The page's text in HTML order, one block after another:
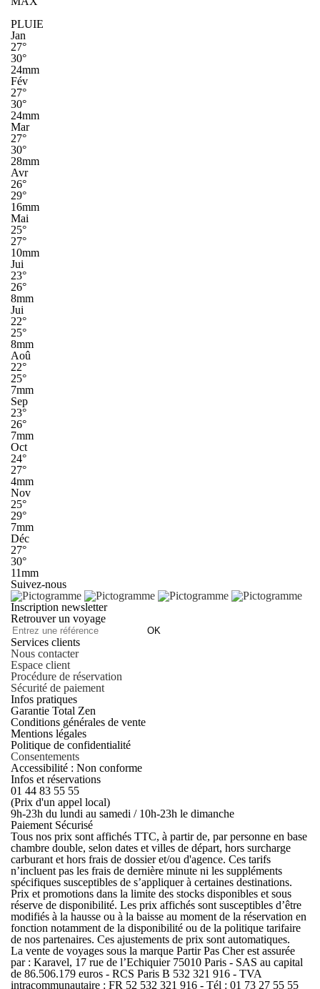
PLUIE
Jan
27°
30°
24mm
Fév
27°
30°
24mm
Mar
27°
30°
28mm
Avr
26°
29°
16mm
Mai
25°
27°
10mm
Jui
23°
26°
8mm
Jui
22°
25°
8mm
Aoû
22°
25°
7mm
Sep
23°
26°
7mm
Oct
24°
27°
4mm
Nov
25°
29°
7mm
Déc
27°
30°
11mm
Suivez-nous
Inscription newsletter
Retrouver un voyage
OK
Services clients
Nous contacter
Espace client
Procédure de réservation
Sécurité de paiement
Infos pratiques
Garantie Total Zen
Conditions générales de vente
Mentions légales
Politique de confidentialité
Consentements
Accessibilité : Non conforme
Infos et réservations
01 44 83 55 55
(Prix d'un appel local)
9h-23h du lundi au samedi / 10h-23h le dimanche
Paiement Sécurisé
Tous nos prix sont affichés TTC, à partir de, par personne en base
chambre double, selon dates et villes de départ, hors surcharge
carburant et hors frais de dossier et/ou d'agence. Ces tarifs
n’incluent pas les frais de dernière minute ni les suppléments
spécifiques susceptibles de s’appliquer à certaines destinations.
Prix et promotions dans la limite des stocks disponibles et sous
réserve de disponibilité. Les prix affichés sont susceptibles d’être
modifiés à la hausse ou à la baisse au moment de la réservation en
fonction notamment de la disponibilité ou de la politique tarifaire
de nos partenaires. Ces ajustements de prix sont automatiques.
La vente de voyages sous la marque Partir Pas Cher est assurée
par : Karavel, 17 rue de l’Echiquier 75010 Paris - SAS au capital
de 86.506.179 euros - RCS Paris B 532 321 916 - TVA
intracommunautaire : FR 52 532 321 916 - Tél : 01 73 27 55 55